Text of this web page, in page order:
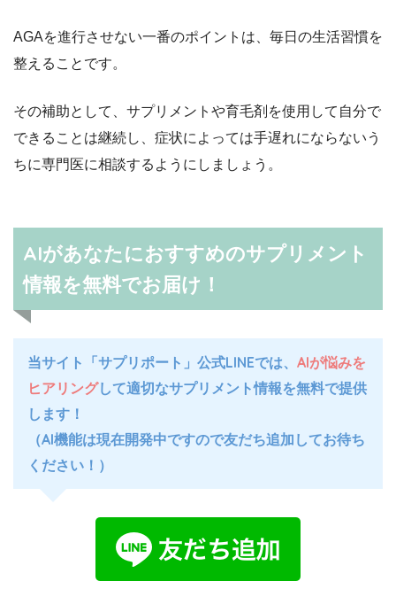
AGAを進行させない一番のポイントは、毎日の生活習慣を
整えることです。
その補助として、サプリメントや育毛剤を使用して自分で
できることは継続し、症状によっては手遅れにならないう
ちに専門医に相談するようにしましょう。
AIがあなたにおすすめのサプリメント
情報を無料でお届け！
当サイト「サプリポート」公式LINEでは、 AIが悩みを
ヒアリングして適切なサプリメント情報を無料で提供
します！
（AI機能は現在開発中ですので友だち追加してお待ち
ください！）